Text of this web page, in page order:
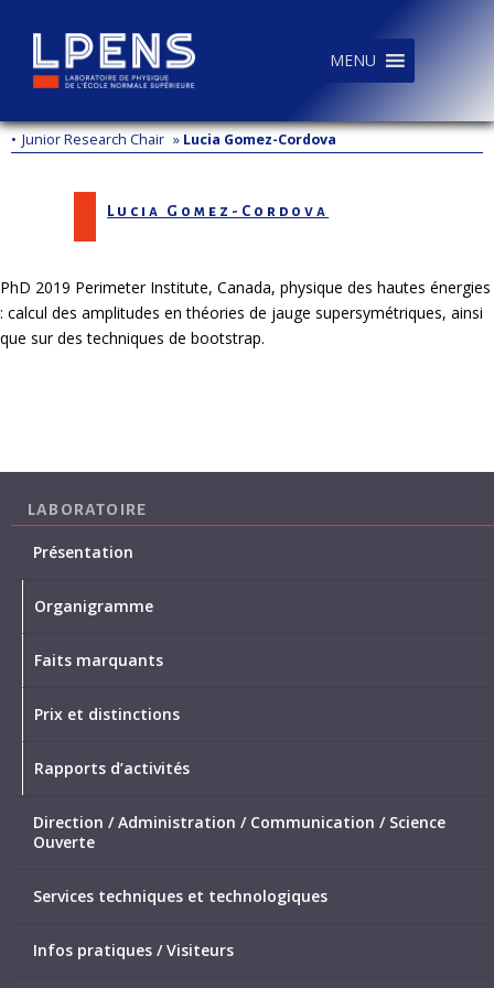
MENU
• Junior Research Chair » Lucia Gomez-Cordova
Lucia Gomez-Cordova
PhD 2019 Perimeter Institute, Canada, physique des hautes énergies
: calcul des amplitudes en théories de jauge supersymétriques, ainsi
que sur des techniques de bootstrap.
LABORATOIRE
Présentation
Organigramme
Faits marquants
Prix et distinctions
Rapports d’activités
Direction / Administration / Communication / Science
Ouverte
Services techniques et technologiques
Infos pratiques / Visiteurs